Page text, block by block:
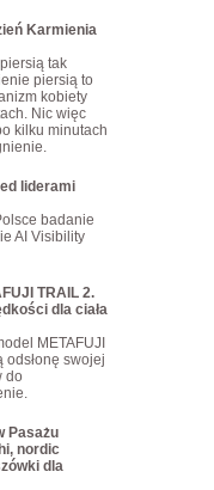
Karmienia
tak
piersią to
kobiety
Nic więc
kilku minutach
liderami
badanie
AI Visibility
TRAIL 2.
dla ciała
METAFUJI
odsłonę swojej
do
Pasażu
nordic
dla